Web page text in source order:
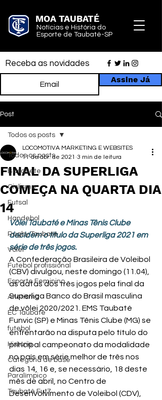
MOA TAUBATÉ
Notícias e História do
Esporte de Taubaté-SP
Receba as novidades
Assine Já
Post
Todos os posts
Basquete
Ciclismo
Futsal
Handebol
Rugby Taubaté
Vôlei
Futebol profissional
Esporte Feminino
Atletismo
EC Taubaté
futebol
História
Categoria de base
Paralímpico
Taubaté Fut7
Todos os posts
FINAL DA SUPERLIGA
COMEÇA NA QUARTA DIA
14
LOCOMOTIVA MARKETING E WEBSITES
11 de abr. de 2021 3 min de leitura
Vôlei Taubaté e Minas Tênis Clube
decidem o titulo da Superliga 2021 em
série de três jogos.
A Confederação Brasileira de Voleibol
(CBV) divulgou, neste domingo (11.04),
as datas dos três jogos pela final da
Superliga Banco do Brasil masculina
de vôlei 2020/2021. EMS Taubaté
Funvic (SP) e Minas Tênis Clube (MG) se
enfrentarão na disputa pelo título do
principal campeonato da modalidade
no país em série melhor de três nos
dias 14, 16 e, se necessário, 18 deste
mês de abril, no Centro de
Desenvolvimento de Voleibol (CDV),